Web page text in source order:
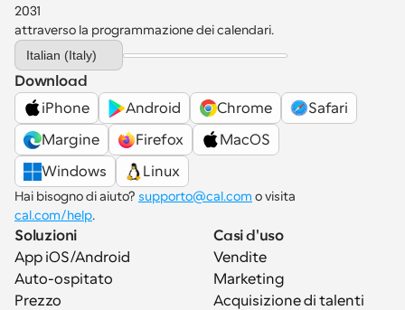
2031
attraverso la programmazione dei calendari.
Select Language
Italian (Italy)
Download
iPhone
Android Chrome
Safari
Margine
Firefox
MacOS
Windows
Linux
Hai bisogno di aiuto? supporto@cal.com
cal.com/help.
Soluzioni
App iOS/Android
Auto-ospitato
Prezzo
Casi d'uso
Vendite
Marketing
Acquisizione di talenti